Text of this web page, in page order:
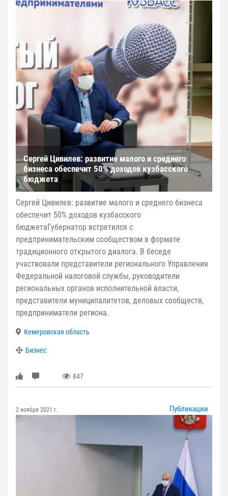
Сергей Цивилев: развитие малого и среднего
бизнеса обеспечит 50% доходов кузбасского
бюджета
Сергей Цивилев: развитие малого и среднего бизнеса
обеспечит 50% доходов кузбасского
бюджетаГубернатор встретился с
предпринимательским сообществом в формате
традиционного открытого диалога. В беседе
участвовали представители регионального Управления
Федеральной налоговой службы, руководители
региональных органов исполнительной власти,
представители муниципалитетов, деловых сообществ,
предприниматели региона.
Кемеровская область
Бизнес
847
2 ноября 2021 г. Публикации